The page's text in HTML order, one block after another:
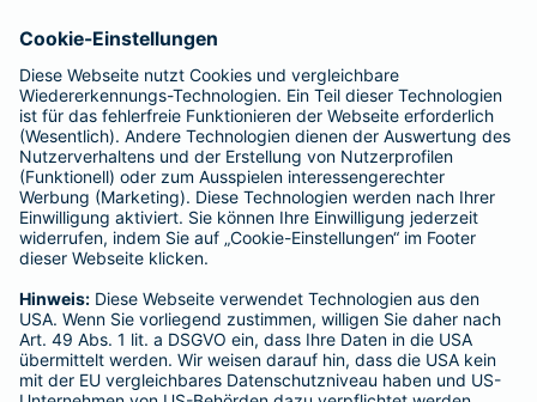
Barmenia ist Teil der BarmeniaGothaer
BELIEBTE SEITEN
Kranken-Zusatzversicherung
Tierversicherungen
Haftpflichtversicherung
Hausratversicherung
Adresse ändern
Schaden melden
Kilometerstandsmeldung